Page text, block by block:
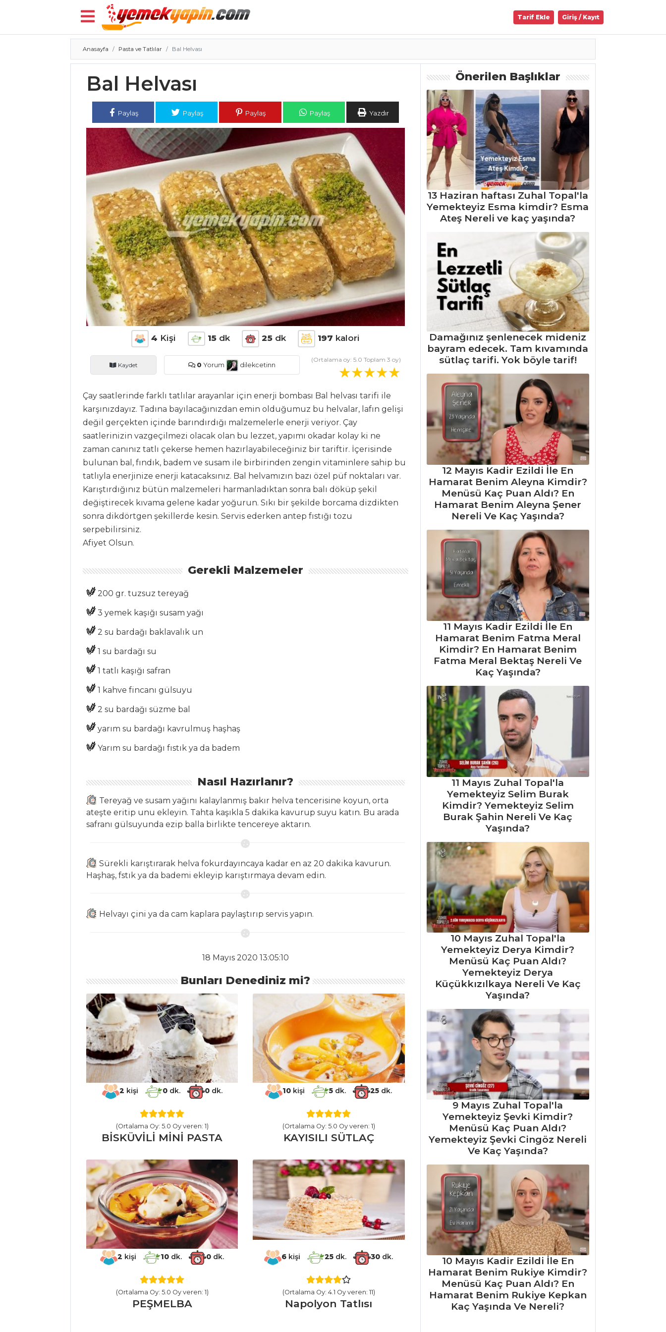
Kategoriler
Patatesli Ve
Sebze Yemekleri
ROKA SALATALI
Kremalı Sebzeli
Et Yemekleri Tüm
Keten Tohumlu
Hindiba Çorbası
Acı Soslu Balık
Balık Yemekleri
Fesleğenli Ayran
Tarif Ekle Giriş / Kayıt
Anasayfa Pasta ve Tatlılar Bal Helvası
Bal Helvası
Paylaş Paylaş Paylaş Paylaş Yazdır
4 Kişi 15dk 25dk 197 kalori
Kaydet 0 Yorum dilekcetinn
(Ortalama oy: 5.0 Toplam 3 oy)
Çay saatlerinde farklı tatlılar arayanlar için enerji bombası Bal helvası tarifi ile
karşınızdayız. Tadına bayılacağınızdan emin olduğumuz bu helvalar, lafın gelişi
değil gerçekten içinde barındırdığı malzemelerle enerji veriyor. Çay
saatlerinizin vazgeçilmezi olacak olan bu lezzet, yapımı okadar kolay ki ne
zaman canınız tatlı çekerse hemen hazırlayabileceğiniz bir tariftir. İçerisinde
bulunan bal, fındık, badem ve susam ile birbirinden zengin vitaminlere sahip bu
tatlıyla enerjinize enerji katacaksınız. Bal helvamızın bazı özel püf noktaları var.
Karıştırdığınız bütün malzemeleri harmanladıktan sonra balı döküp şekil
değiştirecek kıvama gelene kadar yoğurun. Sıkı bir şekilde borcama dizdikten
sonra dikdörtgen şekillerde kesin. Servis ederken antep fıstığı tozu
serpebilirsiniz.
Afiyet Olsun.
Gerekli Malzemeler
200 gr. tuzsuz tereyağ
3 yemek kaşığı susam yağı
2 su bardağı baklavalık un
1 su bardağı su
1 tatlı kaşığı safran
1 kahve fincanı gülsuyu
2 su bardağı süzme bal
yarım su bardağı kavrulmuş haşhaş
Yarım su bardağı fıstık ya da badem
Nasıl Hazırlanır?
Tereyağ ve susam yağını kalaylanmış bakır helva tencerisine koyun, orta
ateşte eritip unu ekleyin. Tahta kaşıkla 5 dakika kavurup suyu katın. Bu arada
safranı gülsuyunda ezip balla birlikte tencereye aktarın.
Sürekli karıştırarak helva fokurdayıncaya kadar en az 20 dakika kavurun.
Haşhaş, fstık ya da bademi ekleyip karıştırmaya devam edin.
Helvayı çini ya da cam kaplara paylaştırıp servis yapın.
18 Mayıs 2020 13:05:10
Bunları Denediniz mi?
2 kişi 0dk. 0dk.
(Ortalama Oy: 5.0 Oy veren: 1)
BİSKÜVİLİ MİNİ PASTA
10 kişi 5 dk. 25 dk.
(Ortalama Oy: 5.0 Oy veren: 1)
KAYISILI SÜTLAÇ
2 kişi 10 dk. 0 dk.
(Ortalama Oy: 5.0 Oy veren: 1)
PEŞMELBA
6 kişi 25 dk. 30 dk.
(Ortalama Oy: 4.1 Oy veren: 11)
Napolyon Tatlısı
Önerilen Başlıklar
13 Haziran haftası Zuhal Topal'la
Yemekteyiz Esma kimdir? Esma
Ateş Nereli ve kaç yaşında?
Damağınız şenlenecek mideniz
bayram edecek. Tam kıvamında
sütlaç tarifi. Yok böyle tarif!
12 Mayıs Kadir Ezildi İle En
Hamarat Benim Aleyna Kimdir?
Menüsü Kaç Puan Aldı? En
Hamarat Benim Aleyna Şener
Nereli Ve Kaç Yaşında?
11 Mayıs Kadir Ezildi İle En
Hamarat Benim Fatma Meral
Kimdir? En Hamarat Benim
Fatma Meral Bektaş Nereli Ve
Kaç Yaşında?
11 Mayıs Zuhal Topal'la
Yemekteyiz Selim Burak
Kimdir? Yemekteyiz Selim
Burak Şahin Nereli Ve Kaç
Yaşında?
10 Mayıs Zuhal Topal'la
Yemekteyiz Derya Kimdir?
Menüsü Kaç Puan Aldı?
Yemekteyiz Derya
Küçükkızılkaya Nereli Ve Kaç
Yaşında?
9 Mayıs Zuhal Topal'la
Yemekteyiz Şevki Kimdir?
Menüsü Kaç Puan Aldı?
Yemekteyiz Şevki Cingöz Nereli
Ve Kaç Yaşında?
10 Mayıs Kadir Ezildi İle En
Hamarat Benim Rukiye Kimdir?
Menüsü Kaç Puan Aldı? En
Hamarat Benim Rukiye Kepkan
Kaç Yaşında Ve Nereli?